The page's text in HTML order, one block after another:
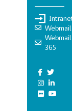
Webmail
Webmail
365